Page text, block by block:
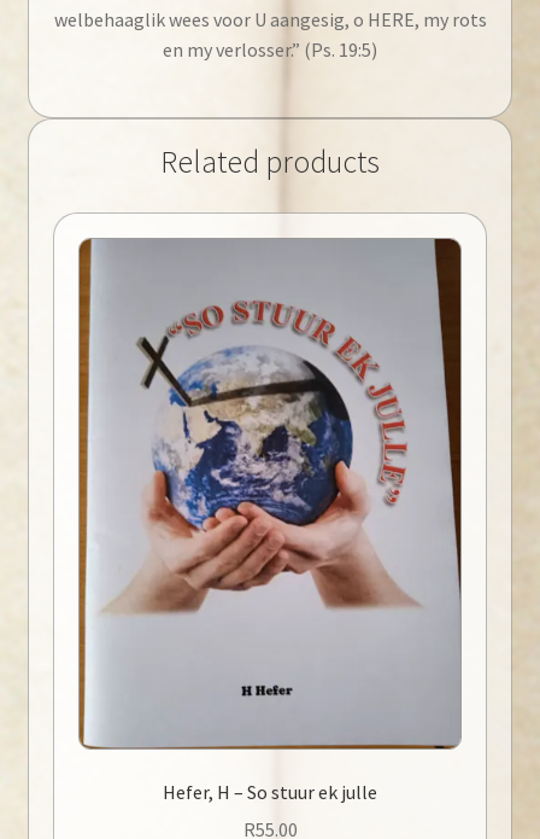
welbehaaglik wees voor U aangesig, o HERE, my rots
en my verlosser.” (Ps. 19:5)
Related products
Hefer, H – So stuur ek julle
R55.00